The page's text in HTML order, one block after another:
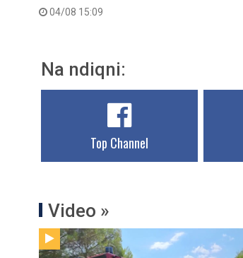
04/08 15:09
Na ndiqni:
Top Channel
Video »